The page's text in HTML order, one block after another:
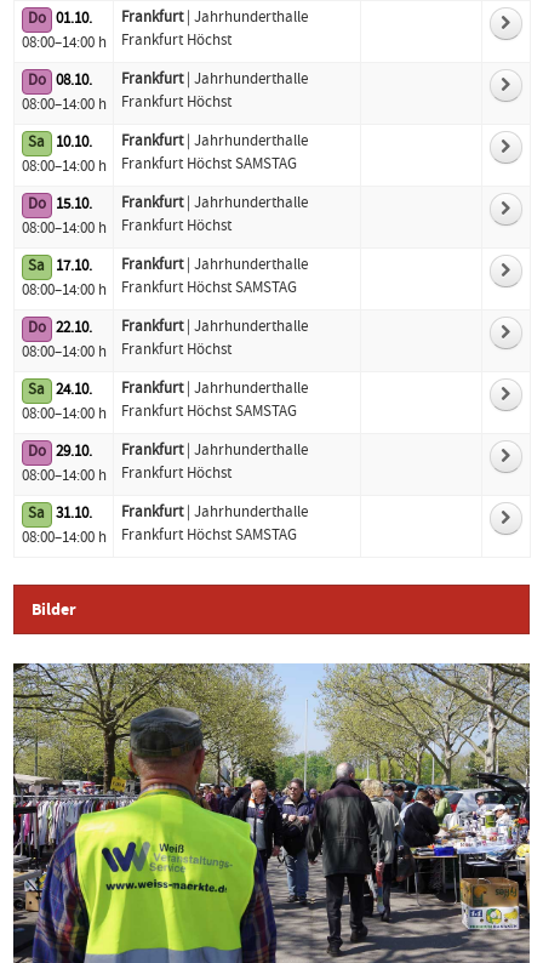
Do 01.10.
08:00–14:00 h
Frankfurt| Jahrhunderthalle
Frankfurt Höchst
Do 08.10.
08:00–14:00 h
Frankfurt| Jahrhunderthalle
Frankfurt Höchst
Sa 10.10.
08:00–14:00 h
Frankfurt| Jahrhunderthalle
Frankfurt Höchst SAMSTAG
Do 15.10.
08:00–14:00 h
Frankfurt| Jahrhunderthalle
Frankfurt Höchst
Sa 17.10.
08:00–14:00 h
Frankfurt| Jahrhunderthalle
Frankfurt Höchst SAMSTAG
Do 22.10.
08:00–14:00 h
Frankfurt| Jahrhunderthalle
Frankfurt Höchst
Sa 24.10.
08:00–14:00 h
Frankfurt| Jahrhunderthalle
Frankfurt Höchst SAMSTAG
Do 29.10.
08:00–14:00 h
Frankfurt| Jahrhunderthalle
Frankfurt Höchst
Sa 31.10.
08:00–14:00 h
Frankfurt| Jahrhunderthalle
Frankfurt Höchst SAMSTAG
Bilder